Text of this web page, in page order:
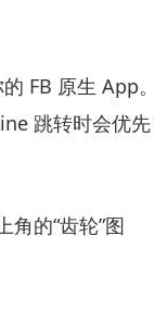
FB 原生 App
跳转时会优先
角的“齿轮”图